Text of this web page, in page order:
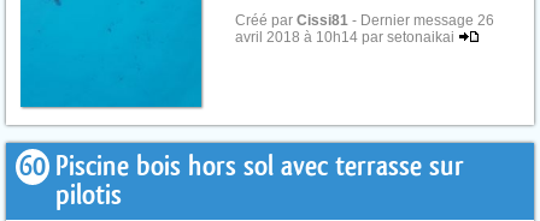
Créé par Cissi81 - Dernier message 26
avril 2018 à 10h14 par setonaikai
60 Piscine bois hors sol avec terrasse sur
pilotis